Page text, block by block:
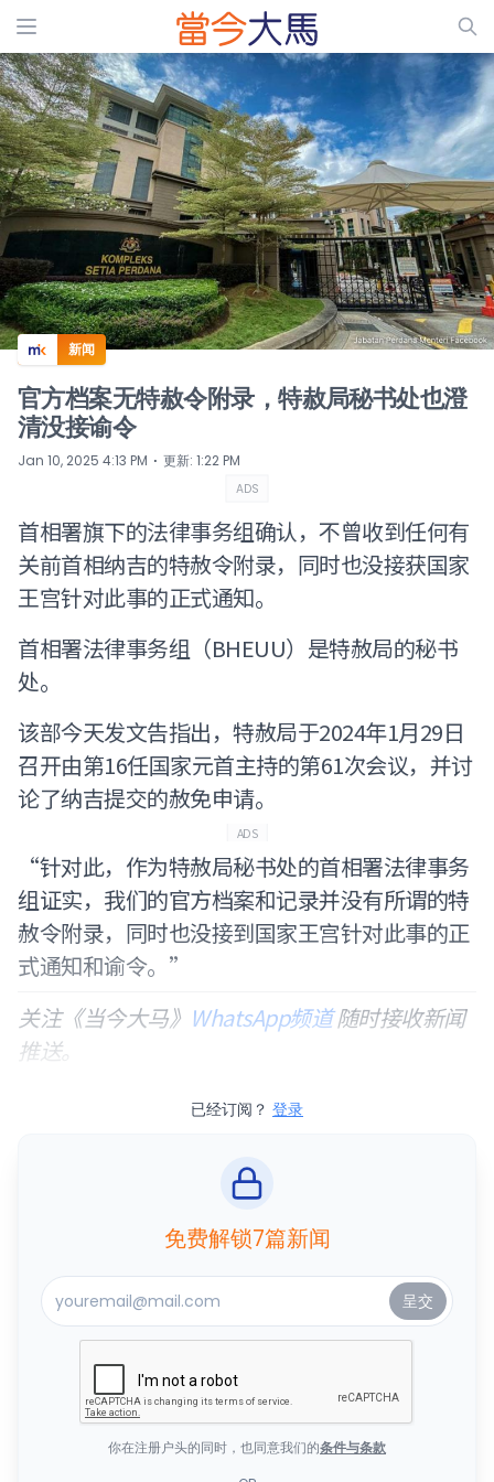
ADS
新闻
官方档案无特赦令附录，特赦局秘书处也澄
清没接谕令
Jan 10, 2025 4:13 PM ⋅ 更新: 1:22 PM
ADS
首相署旗下的法律事务组确认，不曾收到任何有
关前首相纳吉的特赦令附录，同时也没接获国家
王宫针对此事的正式通知。
首相署法律事务组（BHEUU）是特赦局的秘书
处。
该部今天发文告指出，特赦局于2024年1月29日
召开由第16任国家元首主持的第61次会议，并讨
论了纳吉提交的赦免申请。
ADS
“针对此，作为特赦局秘书处的首相署法律事务
组证实，我们的官方档案和记录并没有所谓的特
赦令附录，同时也没接到国家王宫针对此事的正
式通知和谕令。”
关注《当今大马》 WhatsApp频道随时接收新闻
推送。
已经订阅？ 登录
免费解锁7篇新闻
你在注册户头的同时，也同意我们的条件与条款